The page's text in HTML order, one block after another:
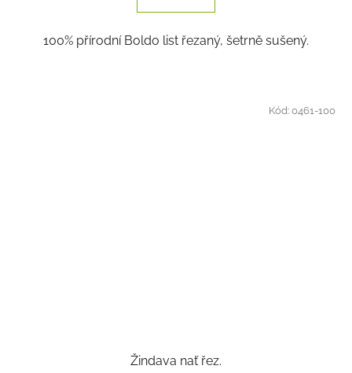
100% přírodní Boldo list řezaný, šetrně sušený.
Žindava nať řez.
Kód:0461-100